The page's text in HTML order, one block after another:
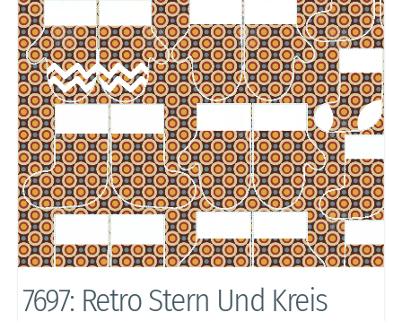
7697: Retro Stern Und Kreis